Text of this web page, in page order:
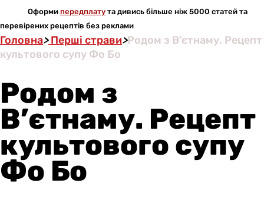
Оформи передплату та дивись більше ніж 5000 статей та
перевірених рецептів без реклами
Головна>Перші страви>Родом з В’єтнаму. Рецепт
культового супу Фо Бо
Родом з
В’єтнаму. Рецепт
культового супу
Фо Бо